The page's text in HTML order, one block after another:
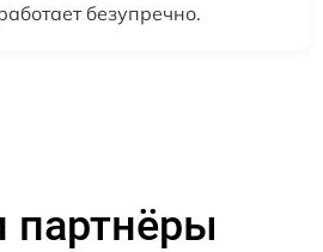
безупречно.